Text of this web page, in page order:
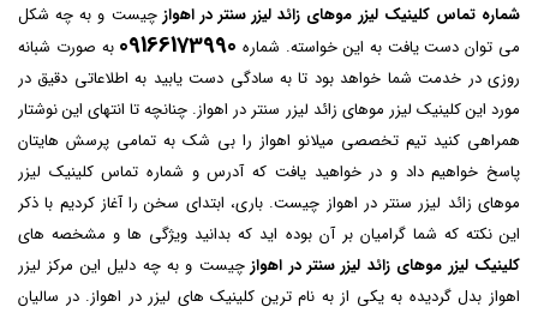
شماره تماس کلینیک لیزر موهای زائد لیزر سنتر در اهواز چیست و به چه شکل
می توان دست یافت به این خواسته. شماره 09166173990 به صورت شبانه
روزی در خدمت شما خواهد بود تا به سادگی دست یابید به اطلاعاتی دقیق در
مورد این کلینیک لیزر موهای زائد لیزر سنتر در اهواز. چنانچه تا انتهای این نوشتار
همراهی کنید تیم تخصصی میلانو اهواز را بی شک به تمامی پرسش هایتان
پاسخ خواهیم داد و در خواهید یافت که آدرس و شماره تماس کلینیک لیزر
موهای زائد لیزر سنتر در اهواز چیست. باری، ابتدای سخن را آغاز کردیم با ذکر
این نکته که شما گرامیان بر آن بوده اید که بدانید ویژگی ها و مشخصه های
کلینیک لیزر موهای زائد لیزر سنتر در اهوازچیست و به چه دلیل این مرکز لیزر
اهواز بدل گردیده به یکی از به نام ترین کلینیک های لیزر در اهواز. در سالیان